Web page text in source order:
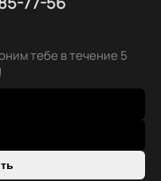
тебе в течение 5